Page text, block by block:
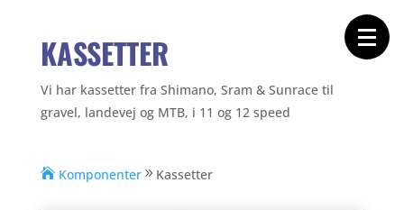
Cykeltøj
Geargrupper
Tilbehør
KASSETTER
Vi har kassetter fra Shimano, Sram & Sunrace til
gravel, landevej og MTB, i 11 og 12 speed
Komponenter Kassetter